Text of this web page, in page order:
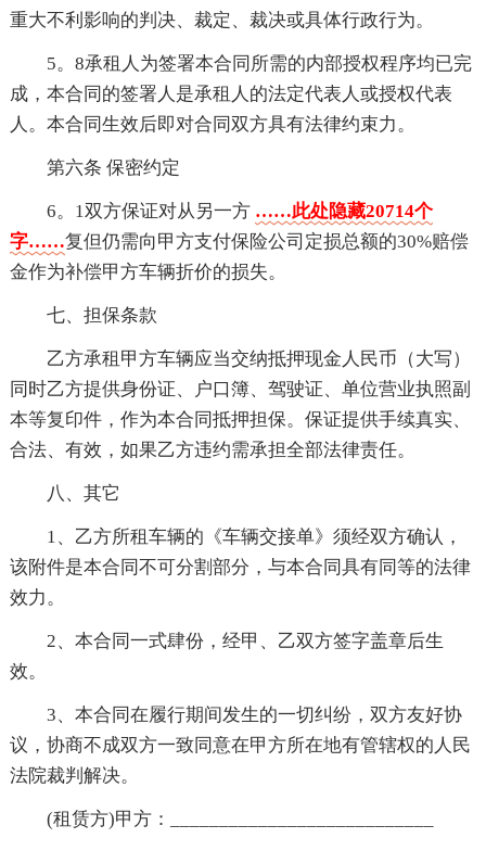
重大不利影响的判决、裁定、裁决或具体行政行为。
5。8承租人为签署本合同所需的内部授权程序均已完
成，本合同的签署人是承租人的法定代表人或授权代表
人。本合同生效后即对合同双方具有法律约束力。
第六条 保密约定
6。1双方保证对从另一方 ……此处隐藏20714个
字……复但仍需向甲方支付保险公司定损总额的30%赔偿
金作为补偿甲方车辆折价的损失。
七、担保条款
乙方承租甲方车辆应当交纳抵押现金人民币（大写）
同时乙方提供身份证、户口簿、驾驶证、单位营业执照副
本等复印件，作为本合同抵押担保。保证提供手续真实、
合法、有效，如果乙方违约需承担全部法律责任。
八、其它
1、乙方所租车辆的《车辆交接单》须经双方确认，
该附件是本合同不可分割部分，与本合同具有同等的法律
效力。
2、本合同一式肆份，经甲、乙双方签字盖章后生
效。
3、本合同在履行期间发生的一切纠纷，双方友好协
议，协商不成双方一致同意在甲方所在地有管辖权的人民
法院裁判解决。
(租赁方)甲方：___________________________